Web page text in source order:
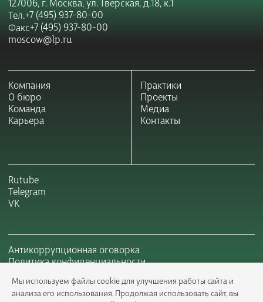
Тел. +7 (495) 937-80-00
Факс+7 (495) 937-80-00
moscow@lp.ru
Компания
О бюро
Команда
Карьера
Практики
Проекты
Медиа
Контакты
Rutube
Telegram
VK
Антикоррупционная оговорка
Политика конфиденциальности
Мы используем файлы cookie для улучшения работы сайта и
анализа его использования. Продолжая использовать сайт, вы